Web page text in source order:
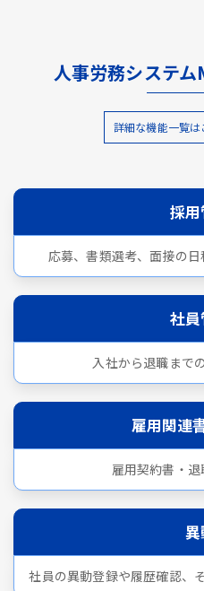
人事労務システ
詳細な機能一覧は
採
応募、書類選考、面接の
社
入社から退職まで
雇用関連
雇用契約書・
異
社員の異動登録や履歴確認、